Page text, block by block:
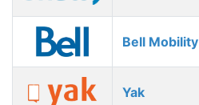
Bell Mobility
Yak